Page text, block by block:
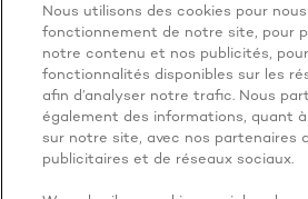
Nous utilisons des cookies pour
fonctionnement de notre site, pour
notre contenu et nos publicités,
fonctionnalités disponibles sur les
afin d’analyser notre trafic. Nous
également des informations, quant
sur notre site, avec nos partenaires
publicitaires et de réseaux sociaux.